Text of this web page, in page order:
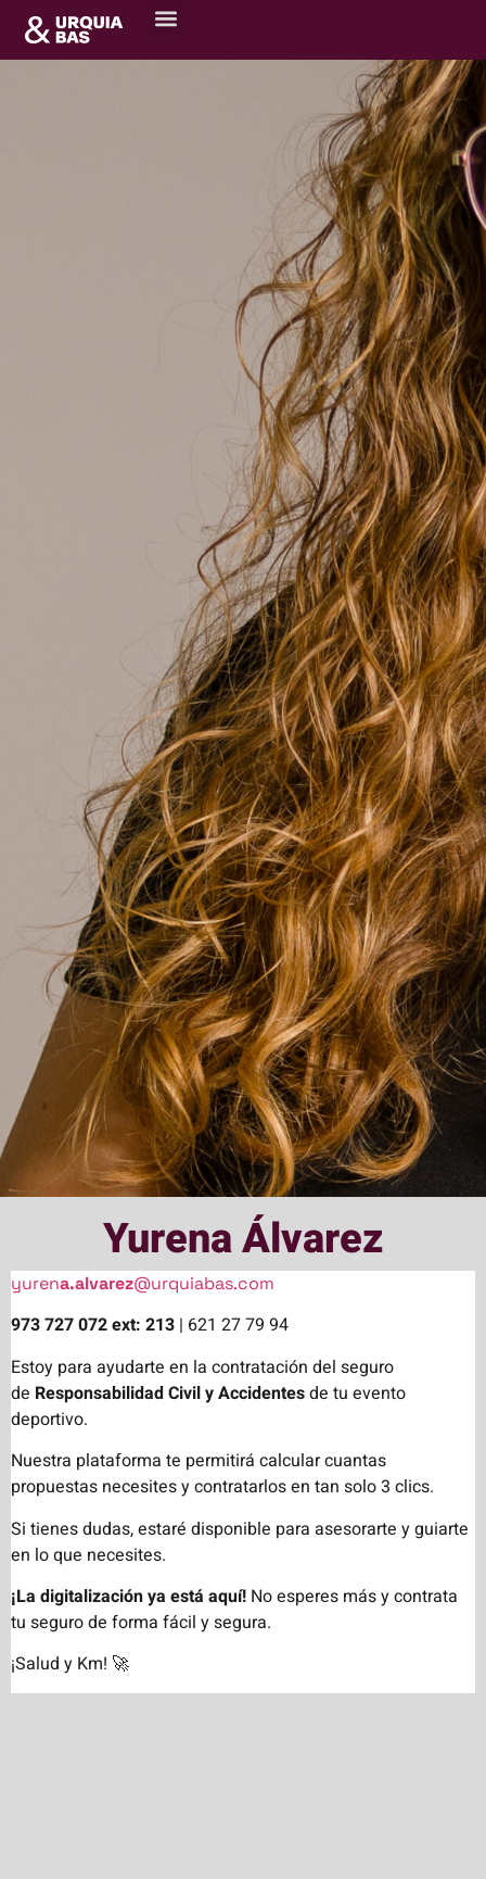
Yurena Álvarez
yurena.alvarez@urquiabas.com
973 727 072 ext: 213 | 621 27 79 94
Estoy para ayudarte en la contratación del seguro
de Responsabilidad Civil y Accidentesde tu evento
deportivo.
Nuestra plataforma te permitirá calcular cuantas
propuestas necesites y contratarlos en tan solo 3 clics.
Si tienes dudas, estaré disponible para asesorarte y guiarte
en lo que necesites.
¡La digitalización ya está aquí! No esperes más y contrata
tu seguro de forma fácil y segura.
¡Salud y Km! 🚀